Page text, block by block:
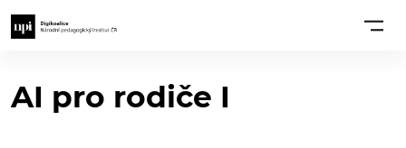
AI pro rodiče I